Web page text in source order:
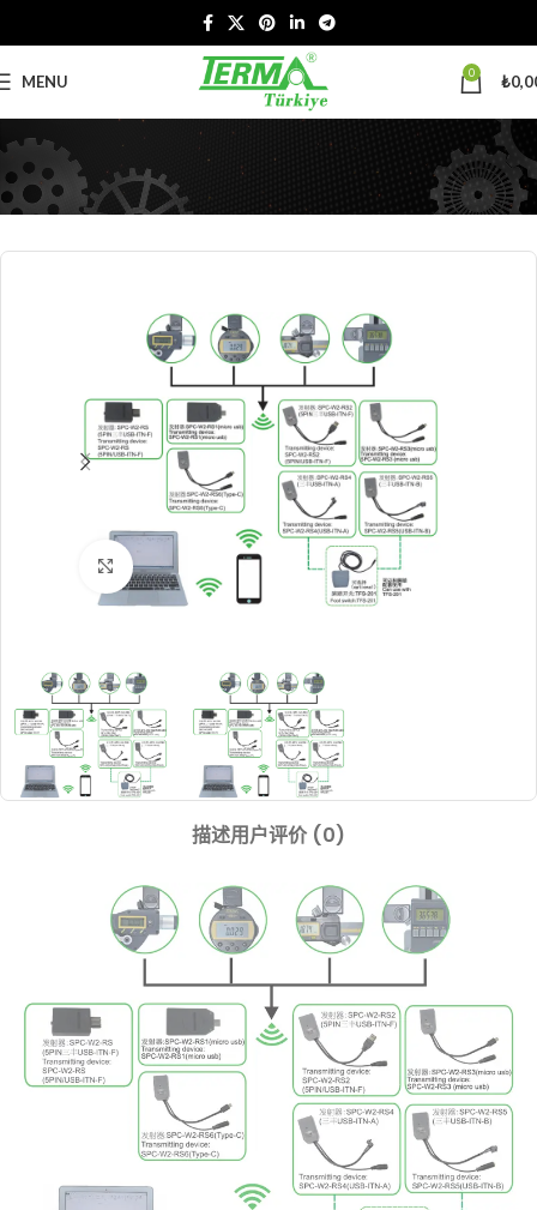
MENU 0 ₺
Click to enlarge
描述用户评价 (0)